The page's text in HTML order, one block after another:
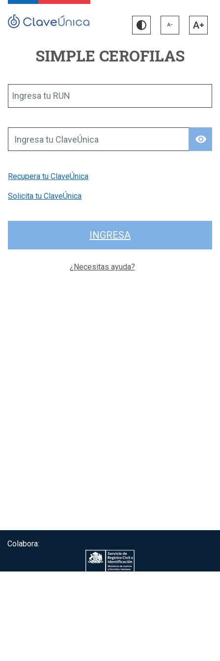
SIMPLE CEROFILAS
Ingresa tu RUN
visibility
Ingresa tu ClaveÚnica
Recupera tu ClaveÚnica
Solicita tu ClaveÚnica
INGRESA
¿Necesitas ayuda?
Colabora: